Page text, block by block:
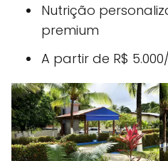
Nutrição
premium
A partir de R$